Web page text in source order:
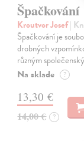
Špačkování
Kroutvor Josef|
Špačkování je
drobných
různým
Na sklade ?
13,30 €
14,00 € ?